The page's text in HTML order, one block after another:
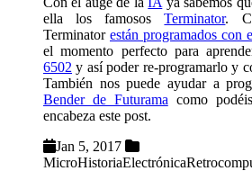
ella los famososTerminator.
Terminator están programados con
el momento perfecto para
6502 y así poder re-programarlo y
También nos puede ayudar a
Bender de Futurama como
encabeza este post.
Jan 5, 2017
MicroHistoriaElectrónica